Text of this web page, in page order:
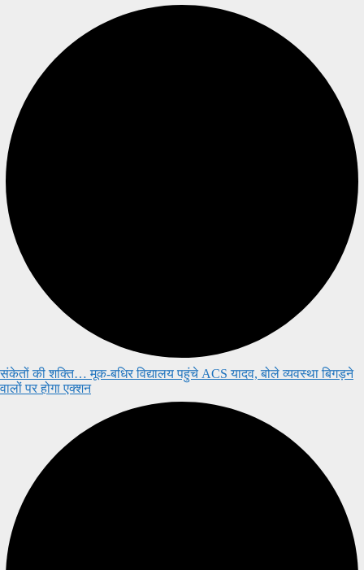
संकेतों की शक्ति… मूक-बधिर विद्यालय पहुंचे ACS यादव, बोले व्यवस्था बिगड़ने
वालों पर होगा एक्शन